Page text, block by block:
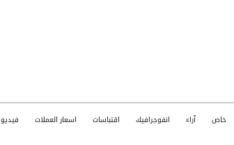
خاص آراء انفوجرافيك اقتباسات اسعار العملات فيديو